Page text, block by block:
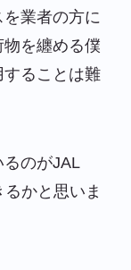
業者の方に
を纏める僕
ることは難
のがJAL
かと思いま